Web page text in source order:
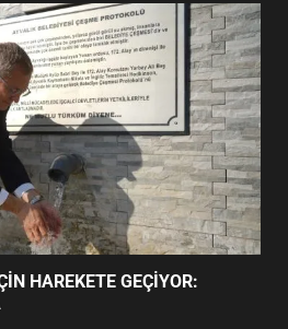
SU MİRASI İÇİN
GEÇİYOR: GÖZLER
TÜRK BAHARATI
ETTİ?
HAREKETE GEÇİYOR: